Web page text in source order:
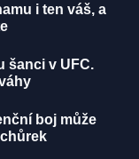
i ten váš, a
šanci v UFC.
boj může